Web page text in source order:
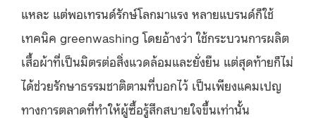
แหละ แต่พอเทรนด์รักษ์โลกมาแรง หลายแบรนด์ก็ใช้
เทคนิค greenwashing โดยอ้างว่า ใช้กระบวนการผลิต
เสื้อผ้าที่เป็นมิตรต่อสิ่งแวดล้อมและยั่งยืน แต่สุดท้ายก็ไม่
ได้ช่วยรักษาธรรมชาติตามที่บอกไว้ เป็นเพียงแคมเปญ
ทางการตลาดที่ทำให้ผู้ซื้อรู้สึกสบายใจขึ้นเท่านั้น